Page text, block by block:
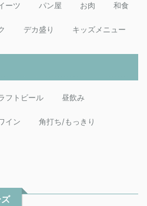
ーツ パン屋 お肉 和食
デカ盛り キッズメニュー
フトビール 昼飲み
イン 角打ち/もっきり